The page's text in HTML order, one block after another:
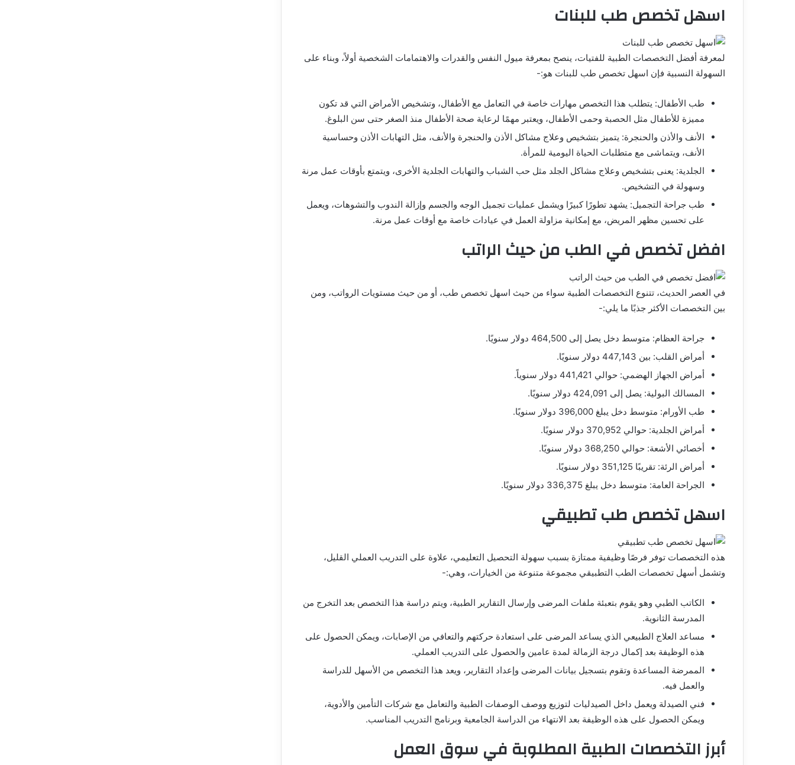
اسهل تخصص طب للبنات
لمعرفة أفضل التخصصات الطبية للفتيات، ينصح بمعرفة ميول النفس والقدرات والاهتمامات الشخصية أولاً، وبناء على
السهولة النسبية فإن اسهل تخصص طب للبنات هو:-
طب الأطفال: يتطلب هذا التخصص مهارات خاصة في التعامل مع الأطفال، وتشخيص الأمراض التي قد تكون
مميزة للأطفال مثل الحصبة وحمى الأطفال، ويعتبر مهمًا لرعاية صحة الأطفال منذ الصغر حتى سن البلوغ.
الأنف والأذن والحنجرة: يتميز بتشخيص وعلاج مشاكل الأذن والحنجرة والأنف، مثل التهابات الأذن وحساسية
الأنف، ويتماشى مع متطلبات الحياة اليومية للمرأة.
الجلدية: يعنى بتشخيص وعلاج مشاكل الجلد مثل حب الشباب والتهابات الجلدية الأخرى، ويتمتع بأوقات عمل مرنة
وسهولة في التشخيص.
طب جراحة التجميل: يشهد تطورًا كبيرًا ويشمل عمليات تجميل الوجه والجسم وإزالة الندوب والتشوهات، ويعمل
على تحسين مظهر المريض، مع إمكانية مزاولة العمل في عيادات خاصة مع أوقات عمل مرنة.
افضل تخصص في الطب من حيث الراتب
في العصر الحديث، تتنوع التخصصات الطبية سواء من حيث اسهل تخصص طب، أو من حيث مستويات الرواتب، ومن
بين التخصصات الأكثر جذبًا ما يلي:-
جراحة العظام: متوسط دخل يصل إلى 464,500 دولار سنويًا.
أمراض القلب: بين 447,143 دولار سنويًا.
أمراض الجهاز الهضمي: حوالي 441,421 دولار سنوياً.
المسالك البولية: يصل إلى 424,091 دولار سنويًا.
طب الأورام: متوسط دخل يبلغ 396,000 دولار سنويًا.
أمراض الجلدية: حوالي 370,952 دولار سنويًا.
أخصائي الأشعة: حوالي 368,250 دولار سنويًا.
أمراض الرئة: تقريبًا 351,125 دولار سنويًا.
الجراحة العامة: متوسط دخل يبلغ 336,375 دولار سنويًا.
اسهل تخصص طب تطبيقي
هذه التخصصات توفر فرصًا وظيفية ممتازة بسبب سهولة التحصيل التعليمي، علاوة على التدريب العملي القليل،
وتشمل أسهل تخصصات الطب التطبيقي مجموعة متنوعة من الخيارات، وهي:-
الكاتب الطبي وهو يقوم بتعبئة ملفات المرضى وإرسال التقارير الطبية، ويتم دراسة هذا التخصص بعد التخرج من
المدرسة الثانوية.
مساعد العلاج الطبيعي الذي يساعد المرضى على استعادة حركتهم والتعافي من الإصابات، ويمكن الحصول على
هذه الوظيفة بعد إكمال درجة الزمالة لمدة عامين والحصول على التدريب العملي.
الممرضة المساعدة وتقوم بتسجيل بيانات المرضى وإعداد التقارير، ويعد هذا التخصص من الأسهل للدراسة
والعمل فيه.
فني الصيدلة ويعمل داخل الصيدليات لتوزيع ووصف الوصفات الطبية والتعامل مع شركات التأمين والأدوية،
ويمكن الحصول على هذه الوظيفة بعد الانتهاء من الدراسة الجامعية وبرنامج التدريب المناسب.
أبرز التخصصات الطبية المطلوبة في سوق العمل